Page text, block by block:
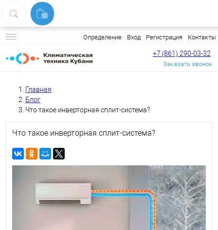
Определение Вход Регистрация Контакты
+7 (861) 290-03-32
Заказать звонок
Главная
Блог
Что такое инверторная сплит-система?
Что такое инверторная сплит-система?